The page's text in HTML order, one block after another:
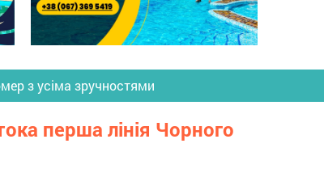
з усіма зручностями
перша лінія Чорного